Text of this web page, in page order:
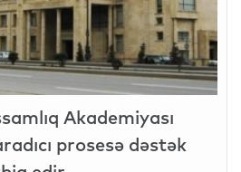
Akademiyası
prosesə dəstək